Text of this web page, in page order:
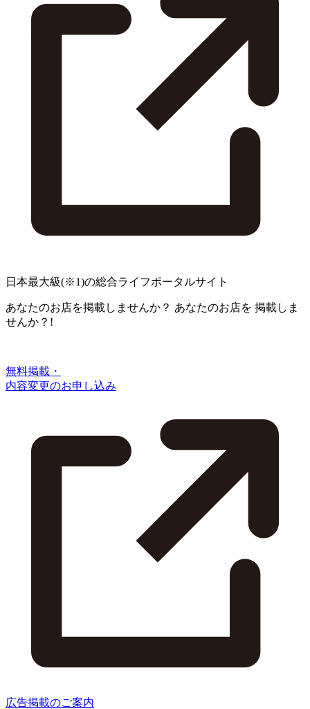
日本最大級(※1)の総合ライフポータルサイト
あなたのお店を掲載しませんか？ あなたのお店を 掲載しま
せんか？!
無料掲載・
内容変更のお申し込み
広告掲載のご案内